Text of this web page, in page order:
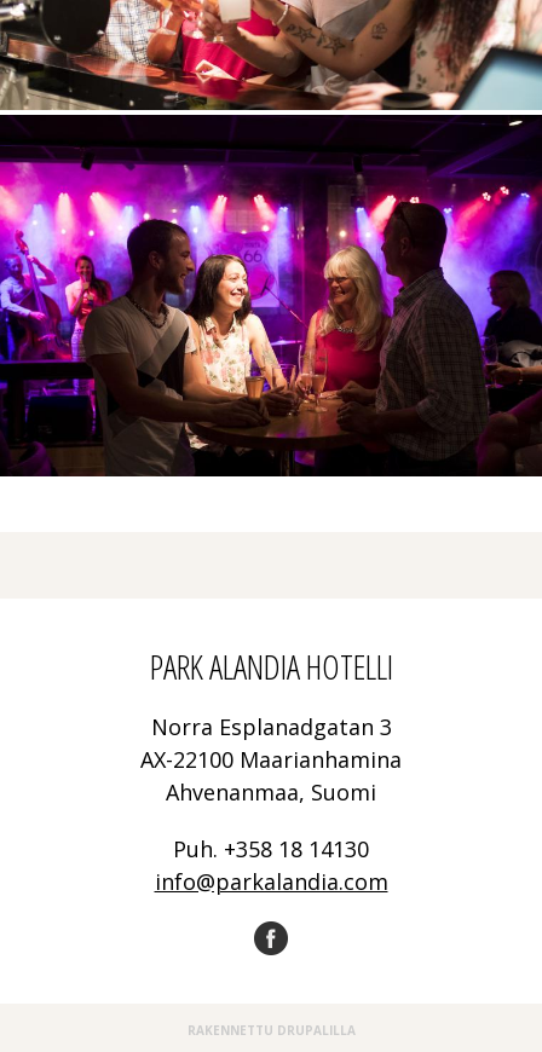
PARK ALANDIA HOTELLI
Norra Esplanadgatan 3
AX-22100 Maarianhamina
Ahvenanmaa, Suomi
Puh. +358 18 14130
info@parkalandia.com
RAKENNETTU DRUPALILLA